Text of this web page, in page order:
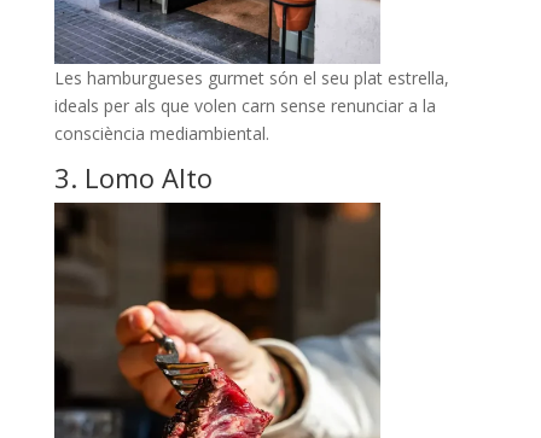
Les hamburgueses gurmet són el seu plat estrella,
ideals per als que volen carn sense renunciar a la
consciència mediambiental.
3. Lomo Alto